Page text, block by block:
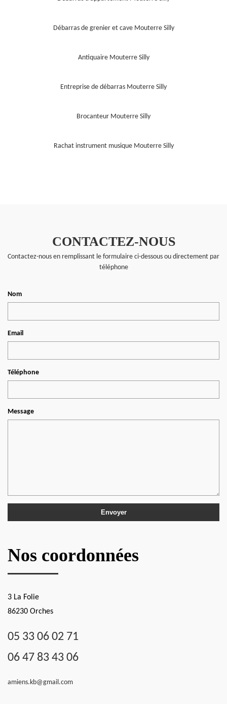
Débarras de grenier et cave Mouterre Silly
Antiquaire Mouterre Silly
Entreprise de débarras Mouterre Silly
Brocanteur Mouterre Silly
Rachat instrument musique Mouterre Silly
CONTACTEZ-NOUS
Contactez-nous en remplissant le formulaire ci-dessous ou directement par
téléphone
Nom
Email
Téléphone
Message
Nos coordonnées
3 La Folie
86230 Orches
05 33 06 02 71
06 47 83 43 06
amiens.kb@gmail.com